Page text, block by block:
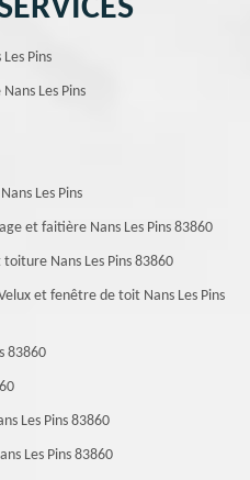
Pins
Les Pins
Les Pins
et faitière Nans Les Pins 83860
Nans Les Pins 83860
et fenêtre de toit Nans Les Pins
83860
Les Pins 83860
Les Pins 83860